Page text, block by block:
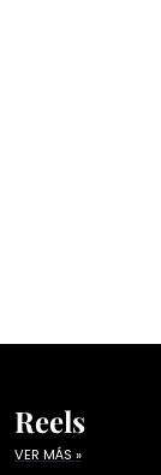
Reels
VER MÁS »